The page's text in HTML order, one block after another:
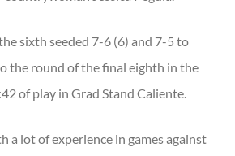
sixth seeded 7-6 (6) and 7-5 to
the round of the final eighth in the
of play in Grad Stand Caliente.
a lot of experience in games against